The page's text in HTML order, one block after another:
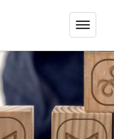
切
換
導
選
單